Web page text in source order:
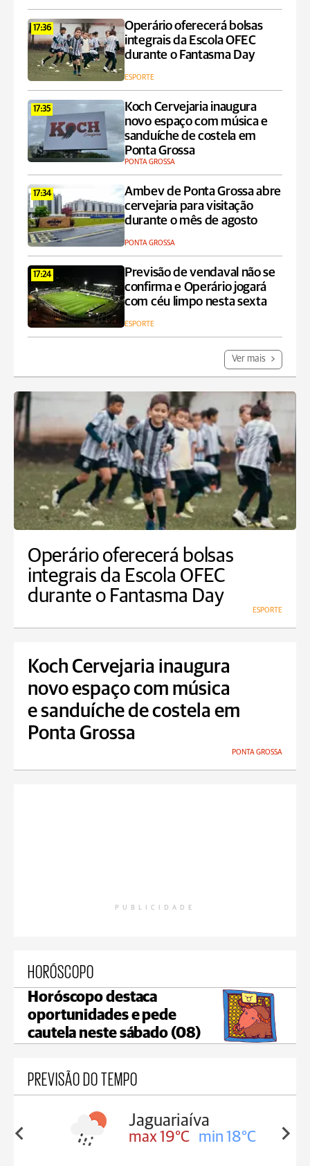
17:36
Operário oferecerá bolsas
integrais da Escola OFEC
durante o Fantasma Day
ESPORTE
17:35
Koch Cervejaria inaugura
novo espaço com música e
sanduíche de costela em
Ponta Grossa
PONTA GROSSA
17:34
Ambev de Ponta Grossa abre
cervejaria para visitação
durante o mês de agosto
PONTA GROSSA
17:24
Previsão de vendaval não se
confirma e Operário jogará
com céu limpo nesta sexta
ESPORTE
Ver mais
Operário oferecerá bolsas
integrais da Escola OFEC
durante o Fantasma Day
ESPORTE
Koch Cervejaria inaugura
novo espaço com música
e sanduíche de costela em
Ponta Grossa
PONTA GROSSA
PUBLICIDADE
HORÓSCOPO
Horóscopo destaca
oportunidades e pede
cautela neste sábado (08)
PREVISÃO DO TEMPO
17°C
Jaguariaíva
max 19°C min 18°C